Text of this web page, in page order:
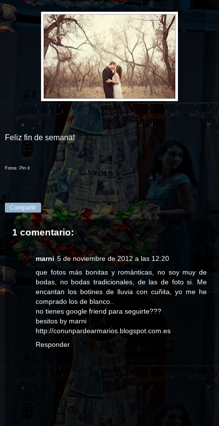
Feliz fin de semana!
Fotos: Pin it
Compartir
1 comentario:
marni 5 de noviembre de 2012 a las 12:20
que fotos más bonitas y románticas, no soy muy de
bodas, no bodas tradicionales, de las de foto si. Me
encantan los botines de lluvia con cuñita, yo me he
comprado los de blanco..
no tienes google friend para seguirte???
besitos by marni
http://conunpardearmarios.blogspot.com.es
Responder